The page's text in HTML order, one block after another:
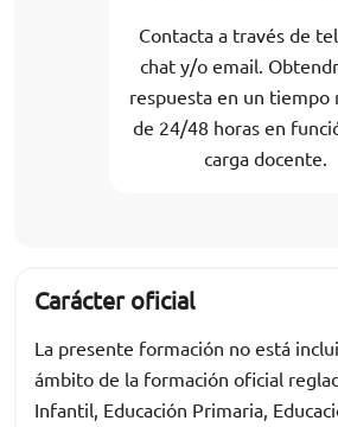
Contacta a través de
chat y/o email.
respuesta en un tiempo
de 24/48 horas en
carga docente.
Carácter oficial
La presente formación no está
ámbito de la formación oficial
Infantil, Educación Primaria,